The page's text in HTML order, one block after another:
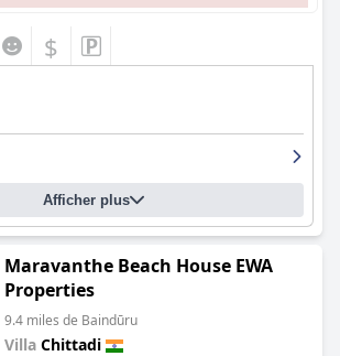
$
Afficher plus
Maravanthe Beach House EWA
Properties
9.4 miles de Baindūru
Villa Chittadi